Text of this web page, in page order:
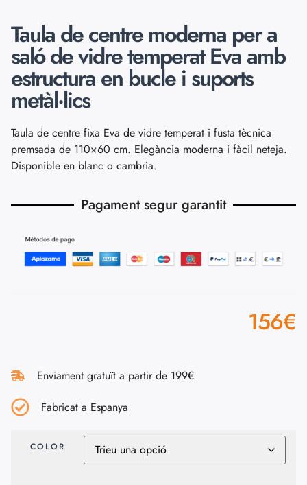
Taula de centre moderna per a
saló de vidre temperat Eva amb
estructura en bucle i suports
metàl·lics
Taula de centre fixa Eva de vidre temperat i fusta tècnica
premsada de 110×60 cm. Elegància moderna i fàcil neteja.
Disponible en blanc o cambria.
Pagament segur garantit
156€
Enviament gratuït a partir de 199€
Fabricat a Espanya
COLOR